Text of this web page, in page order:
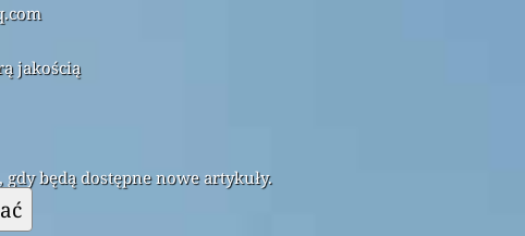
jakością
będą dostępne nowe artykuły.